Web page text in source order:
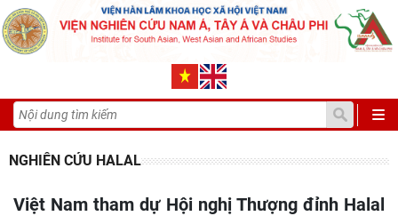
NGHIÊN CỨU HALAL
Việt Nam tham dự Hội nghị Thượng đỉnh Halal